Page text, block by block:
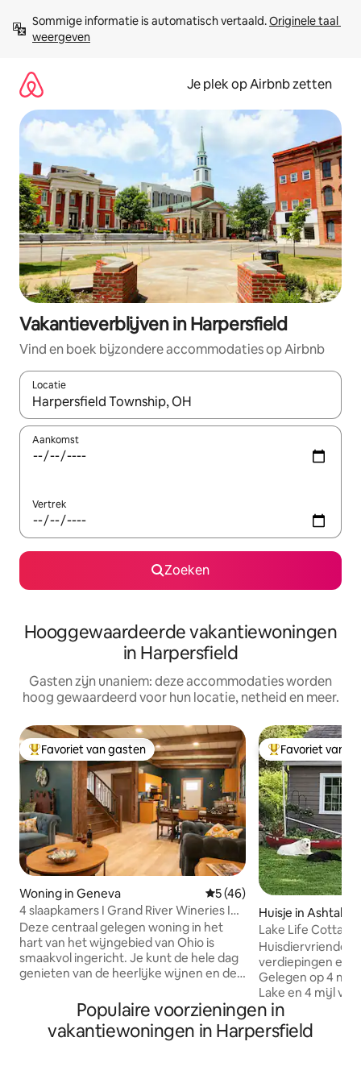
direct
naar
Sommige informatie is automatisch vertaald. Originele taal
weergeven
Je plek op Airbnb zetten
Vakantieverblijven in Harpersfield
Vind en boek bijzondere accommodaties op Airbnb
Locatie
Wanneer er resultaten beschikbaar zijn, maak je een keuze
Aankomst
Vertrek
Zoeken
Hooggewaardeerde vakantiewoningen
in Harpersfield
Gasten zijn unaniem: deze accommodaties worden
hoog gewaardeerd voor hun locatie, netheid en meer.
Topfavoriet van gasten
Favoriet van gasten
Woning in Geneva Gemiddelde beoordeling
5 (46)
4 slaapkamers I Grand River Wineries I
Spire I GOTL
Deze centraal gelegen woning in het
hart van het wijngebied van Ohio is
smaakvol ingericht. Je kunt de hele dag
genieten van de heerlijke wijnen en de
Daarna keer je terug naar je eigen plekje
om in stijl te ontspannen. Geniet van
vriendelijke competitie in de
Topfavoriet van
Favoriet van
Huisje in
Lake Life Cottage
verdiepingen en
Gelegen op 4 mijl
Lake en 4 mijl
Ashtabula Harbor
Meer dan 30
Breng de dag
Populaire voorzieningen in
vakantiewoningen in Harpersfield